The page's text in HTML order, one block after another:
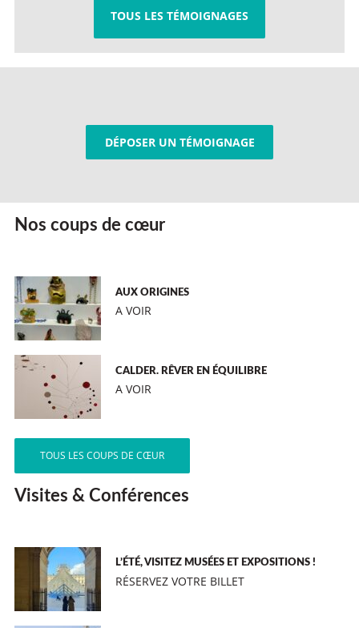
TOUS LES TÉMOIGNAGES
DÉPOSER UN TÉMOIGNAGE
Nos coups de cœur
AUX ORIGINES
A VOIR
CALDER. RÊVER EN ÉQUILIBRE
A VOIR
TOUS LES COUPS DE CŒUR
Visites & Conférences
L’ÉTÉ, VISITEZ MUSÉES ET EXPOSITIONS !
RÉSERVEZ VOTRE BILLET